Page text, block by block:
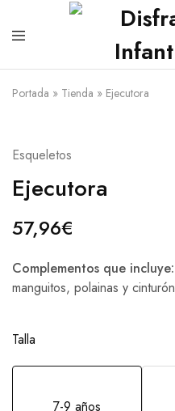
Portada » Tienda » Ejecutora
Esqueletos
Ejecutora
57,96€
Complementos que incluye:
manguitos, polainas y cinturón
Talla
7-9 años